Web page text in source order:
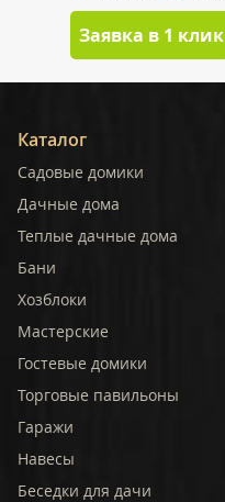
Заявка в 1 клик
Каталог
Садовые домики
Дачные дома
Теплые дачные дома
Бани
Хозблоки
Мастерские
Гостевые домики
Торговые павильоны
Гаражи
Навесы
Беседки для дачи